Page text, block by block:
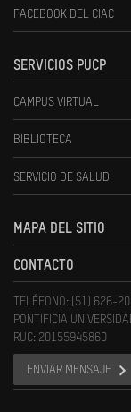
FACEBOOK DEL CIAC
SERVICIOS PUCP
CAMPUS VIRTUAL
BIBLIOTECA
SERVICIO DE SALUD
MAPA DEL SITIO
CONTACTO
TELÉFONO: (51) 626-
PONTIFICIA
RUC: 20155945860
ENVIAR MENSAJE